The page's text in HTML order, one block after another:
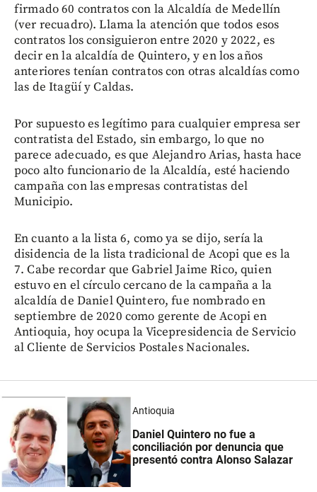
firmado 60 contratos con la Alcaldía de Medellín
(ver recuadro). Llama la atención que todos esos
contratos los consiguieron entre 2020 y 2022, es
decir en la alcaldía de Quintero, y en los años
anteriores tenían contratos con otras alcaldías como
las de Itagüí y Caldas.
Por supuesto es legítimo para cualquier empresa ser
contratista del Estado, sin embargo, lo que no
parece adecuado, es que Alejandro Arias, hasta hace
poco alto funcionario de la Alcaldía, esté haciendo
campaña con las empresas contratistas del
Municipio.
En cuanto a la lista 6, como ya se dijo, sería la
disidencia de la lista tradicional de Acopi que es la
7. Cabe recordar que Gabriel Jaime Rico, quien
estuvo en el círculo cercano de la campaña a la
alcaldía de Daniel Quintero, fue nombrado en
septiembre de 2020 como gerente de Acopi en
Antioquia, hoy ocupa la Vicepresidencia de Servicio
al Cliente de Servicios Postales Nacionales.
Antioquia
Daniel Quintero no fue a
conciliación por denuncia que
presentó contra Alonso Salazar